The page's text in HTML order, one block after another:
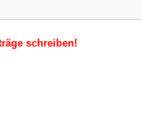
schreiben!